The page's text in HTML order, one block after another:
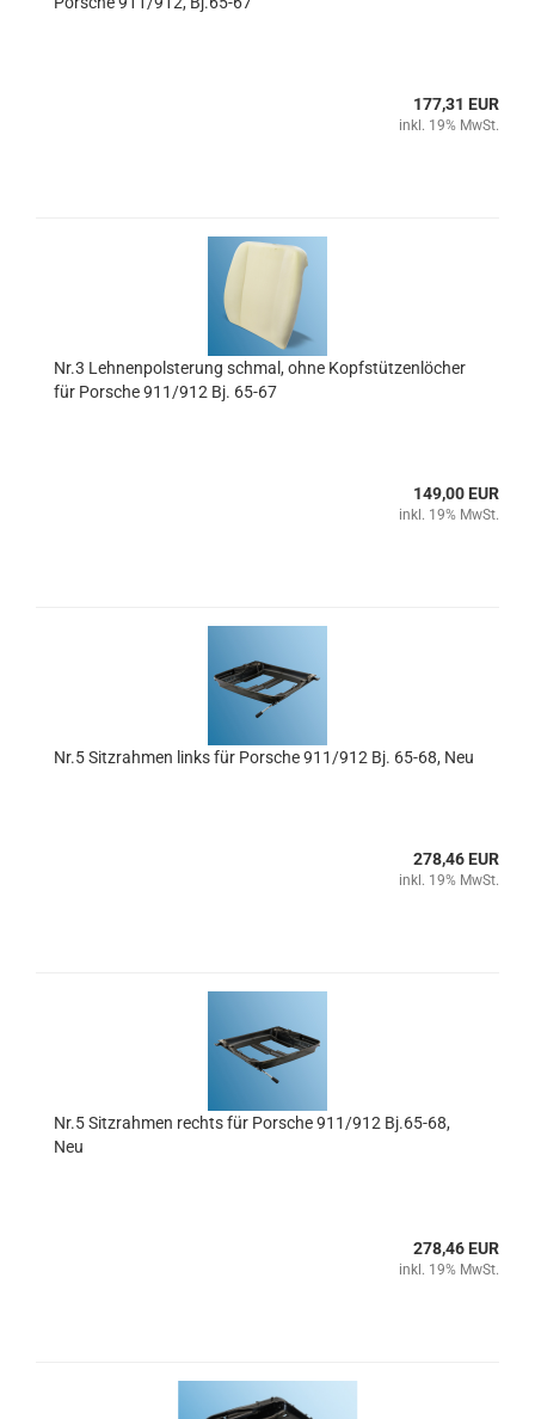
177,31 EUR
inkl. 19% MwSt.
Nr.3 Lehnenpolsterung schmal, ohne Kopfstützenlöcher
für Porsche 911/912 Bj. 65-67
149,00 EUR
inkl. 19% MwSt.
Nr.5 Sitzrahmen links für Porsche 911/912 Bj. 65-68, Neu
278,46 EUR
inkl. 19% MwSt.
Nr.5 Sitzrahmen rechts für Porsche 911/912 Bj.65-68,
Neu
278,46 EUR
inkl. 19% MwSt.